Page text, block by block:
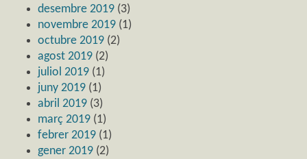
desembre 2019 (3)
novembre 2019 (1)
octubre 2019 (2)
agost 2019 (2)
juliol 2019 (1)
juny 2019 (1)
abril 2019 (3)
març 2019 (1)
febrer 2019 (1)
gener 2019 (2)